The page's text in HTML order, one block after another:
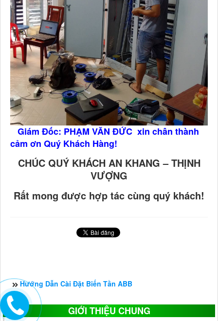
Giám Đốc: PHẠM VĂN ĐỨC xin chân thành
cảm ơn Quý Khách Hàng!
CHÚC QUÝ KHÁCH AN KHANG – THỊNH
VƯỢNG
Rất mong được hợp tác cùng quý khách!
Hướng Dẫn Cài Đặt Biến Tần ABB
GIỚI THIỆU CHUNG